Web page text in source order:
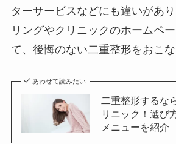
ターサービスなどにも違いがあ
リングやクリニックのホームペ
て、後悔のない二重整形をおこな
あわせて読みたい
二重整形するな
リニック！選び
メニューを紹介